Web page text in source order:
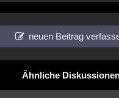
neuen Beitrag
Ähnliche